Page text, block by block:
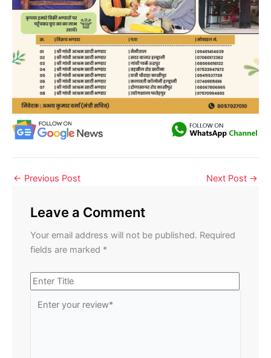
← Previous Post Next Post →
Leave a Comment
Your email address will not be published. Required
fields are marked *